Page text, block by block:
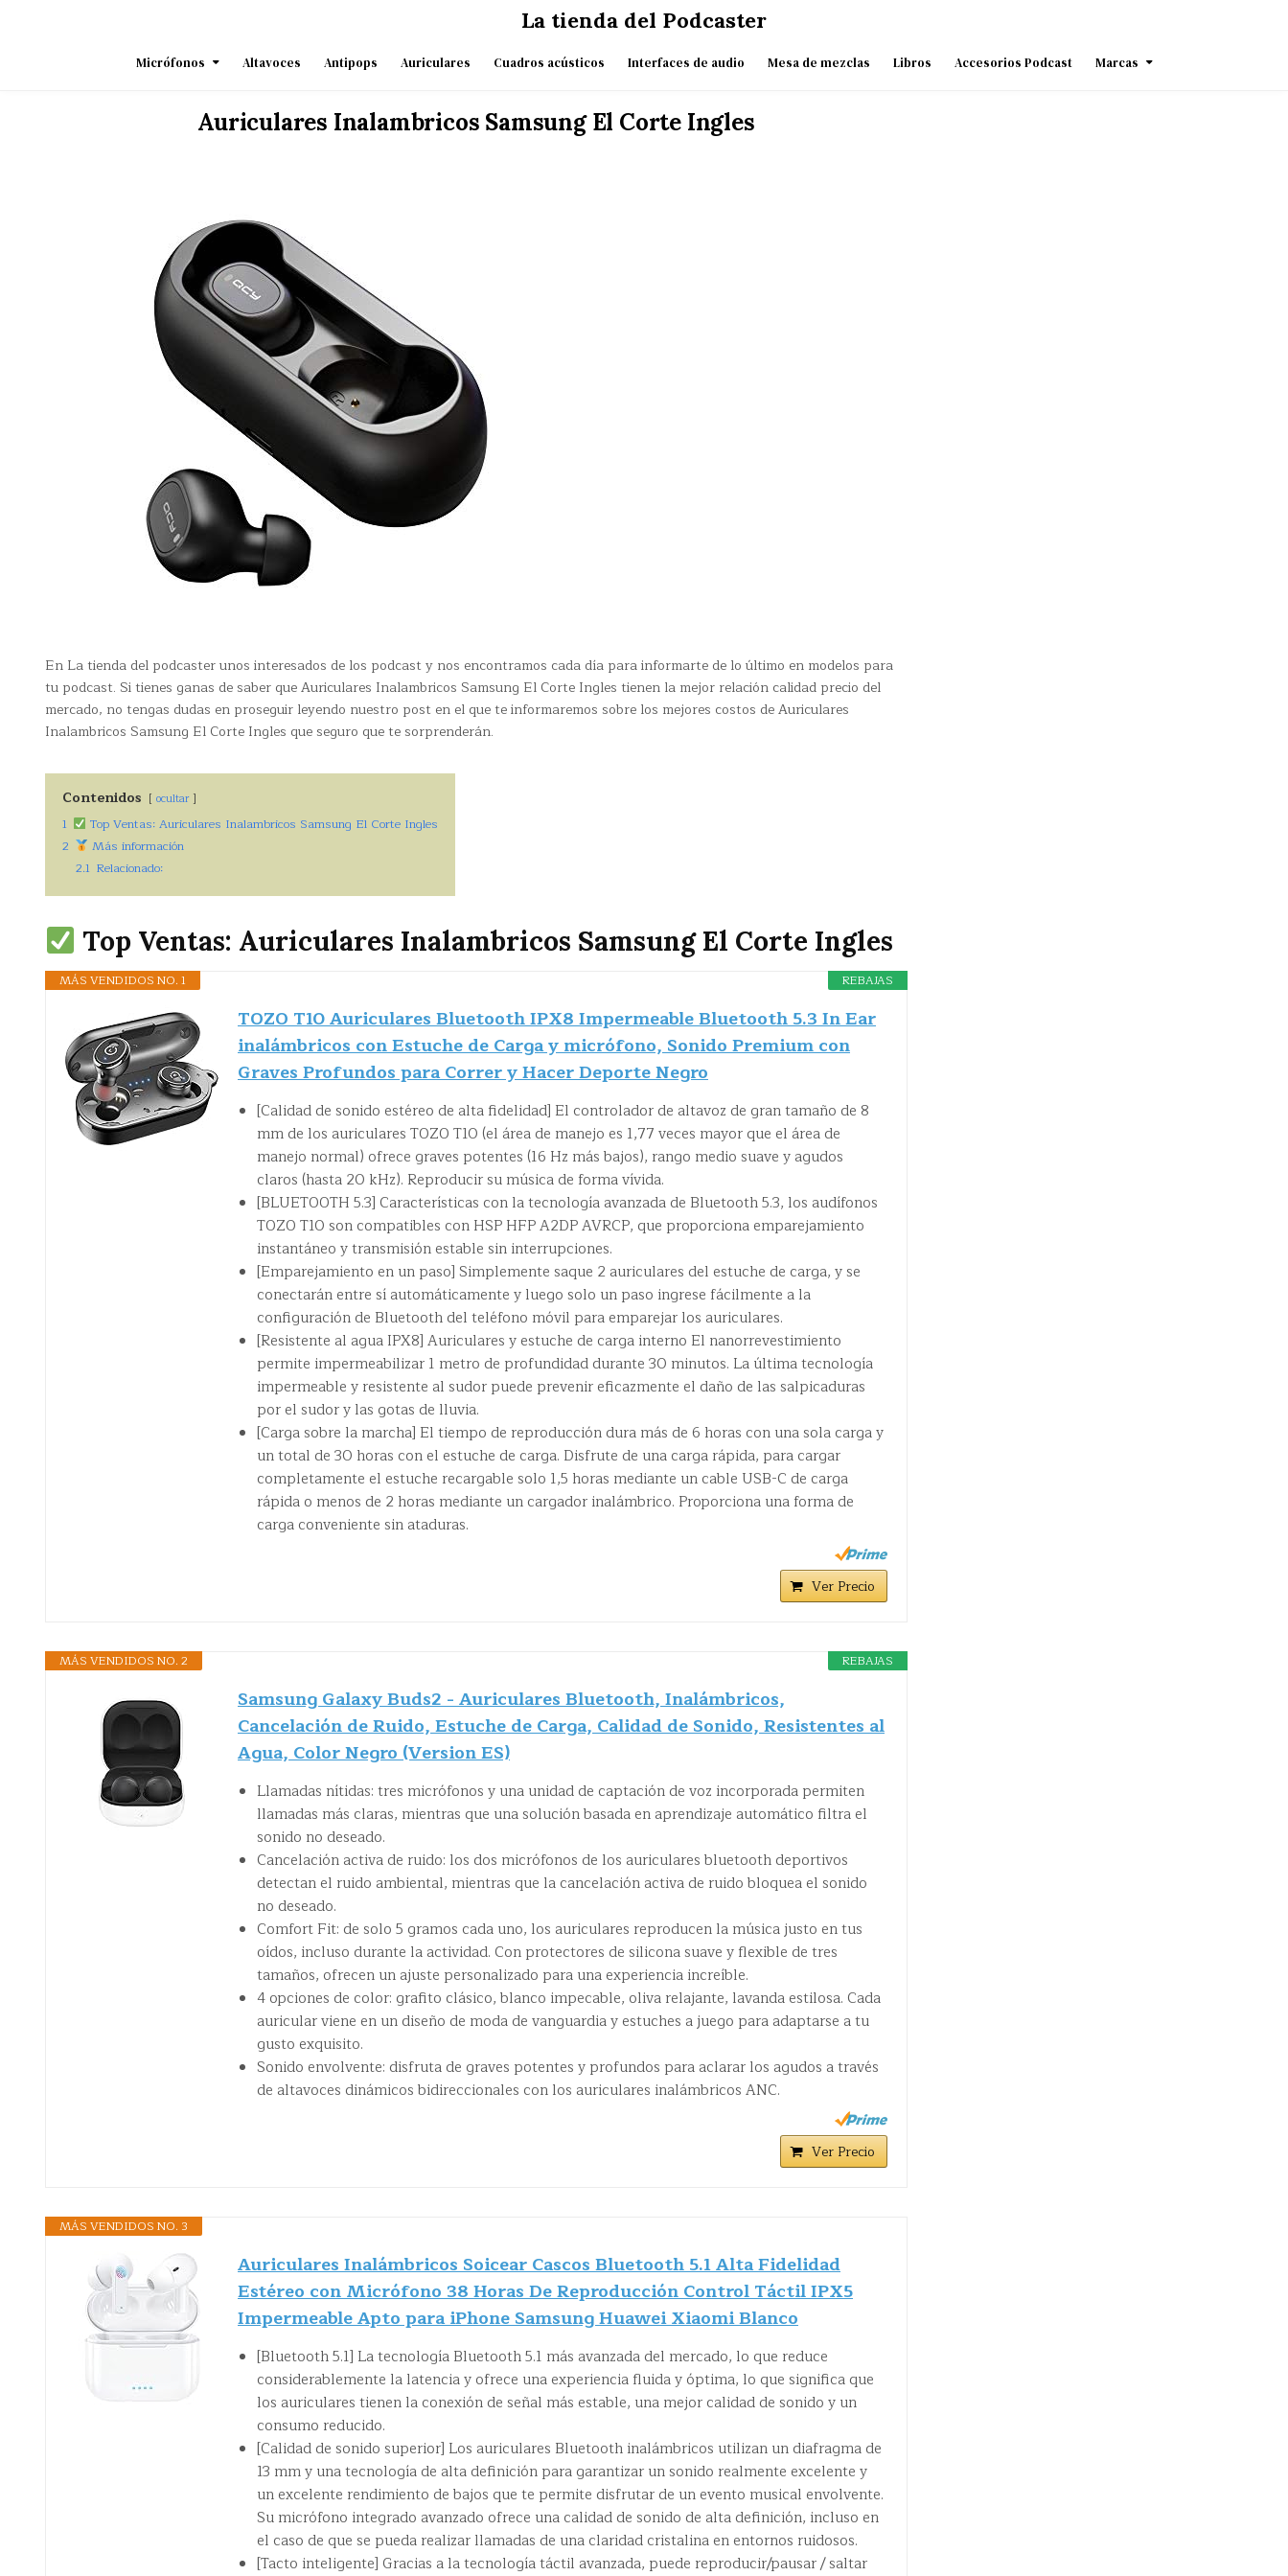
La tienda del Podcaster
Micrófonos Altavoces Antipops Auriculares Cuadros acústicos Interfaces de audio Mesa de mezclas Libros Accesorios Podcast Marcas
Auriculares Inalambricos Samsung El Corte Ingles
En La tienda del podcaster unos interesados de los podcast y nos encontramos cada día para informarte de lo último en modelos para
tu podcast. Si tienes ganas de saber que Auriculares Inalambricos Samsung El Corte Ingles tienen la mejor relación calidad precio del
mercado, no tengas dudas en proseguir leyendo nuestro post en el que te informaremos sobre los mejores costos de Auriculares
Inalambricos Samsung El Corte Ingles que seguro que te sorprenderán.
Contenidos ocultar
1
Top Ventas: Auriculares Inalambricos Samsung El Corte Ingles
2
Más información
2.1 Relacionado:
Top Ventas: Auriculares Inalambricos Samsung El Corte Ingles
REBAJAS
MÁS VENDIDOS NO. 1
TOZO T10 Auriculares Bluetooth IPX8 Impermeable Bluetooth 5.3 In Ear
inalámbricos con Estuche de Carga y micrófono, Sonido Premium con
Graves Profundos para Correr y Hacer Deporte Negro
[Calidad de sonido estéreo de alta fidelidad] El controlador de altavoz de gran tamaño de 8
mm de los auriculares TOZO T10 (el área de manejo es 1,77 veces mayor que el área de
manejo normal) ofrece graves potentes (16 Hz más bajos), rango medio suave y agudos
claros (hasta 20 kHz). Reproducir su música de forma vívida.
[BLUETOOTH 5.3] Características con la tecnología avanzada de Bluetooth 5.3, los audífonos
TOZO T10 son compatibles con HSP HFP A2DP AVRCP, que proporciona emparejamiento
instantáneo y transmisión estable sin interrupciones.
[Emparejamiento en un paso] Simplemente saque 2 auriculares del estuche de carga, y se
conectarán entre sí automáticamente y luego solo un paso ingrese fácilmente a la
configuración de Bluetooth del teléfono móvil para emparejar los auriculares.
[Resistente al agua IPX8] Auriculares y estuche de carga interno El nanorrevestimiento
permite impermeabilizar 1 metro de profundidad durante 30 minutos. La última tecnología
impermeable y resistente al sudor puede prevenir eficazmente el daño de las salpicaduras
por el sudor y las gotas de lluvia.
[Carga sobre la marcha] El tiempo de reproducción dura más de 6 horas con una sola carga y
un total de 30 horas con el estuche de carga. Disfrute de una carga rápida, para cargar
completamente el estuche recargable solo 1,5 horas mediante un cable USB-C de carga
rápida o menos de 2 horas mediante un cargador inalámbrico. Proporciona una forma de
carga conveniente sin ataduras.
Ver Precio
REBAJAS
MÁS VENDIDOS NO. 2
Samsung Galaxy Buds2 - Auriculares Bluetooth, Inalámbricos,
Cancelación de Ruido, Estuche de Carga, Calidad de Sonido, Resistentes al
Agua, Color Negro (Version ES)
Llamadas nítidas: tres micrófonos y una unidad de captación de voz incorporada permiten
llamadas más claras, mientras que una solución basada en aprendizaje automático filtra el
sonido no deseado.
Cancelación activa de ruido: los dos micrófonos de los auriculares bluetooth deportivos
detectan el ruido ambiental, mientras que la cancelación activa de ruido bloquea el sonido
no deseado.
Comfort Fit: de solo 5 gramos cada uno, los auriculares reproducen la música justo en tus
oídos, incluso durante la actividad. Con protectores de silicona suave y flexible de tres
tamaños, ofrecen un ajuste personalizado para una experiencia increíble.
4 opciones de color: grafito clásico, blanco impecable, oliva relajante, lavanda estilosa. Cada
auricular viene en un diseño de moda de vanguardia y estuches a juego para adaptarse a tu
gusto exquisito.
Sonido envolvente: disfruta de graves potentes y profundos para aclarar los agudos a través
de altavoces dinámicos bidireccionales con los auriculares inalámbricos ANC.
Ver Precio
MÁS VENDIDOS NO. 3
Auriculares Inalámbricos Soicear Cascos Bluetooth 5.1 Alta Fidelidad
Estéreo con Micrófono 38 Horas De Reproducción Control Táctil IPX5
Impermeable Apto para iPhone Samsung Huawei Xiaomi Blanco
[Bluetooth 5.1] La tecnología Bluetooth 5.1 más avanzada del mercado, lo que reduce
considerablemente la latencia y ofrece una experiencia fluida y óptima, lo que significa que
los auriculares tienen la conexión de señal más estable, una mejor calidad de sonido y un
consumo reducido.
[Calidad de sonido superior] Los auriculares Bluetooth inalámbricos utilizan un diafragma de
13 mm y una tecnología de alta definición para garantizar un sonido realmente excelente y
un excelente rendimiento de bajos que te permite disfrutar de un evento musical envolvente.
Su micrófono integrado avanzado ofrece una calidad de sonido de alta definición, incluso en
el caso de que se pueda realizar llamadas de una claridad cristalina en entornos ruidosos.
[Tacto inteligente] Gracias a la tecnología táctil avanzada, puede reproducir/pausar / saltar